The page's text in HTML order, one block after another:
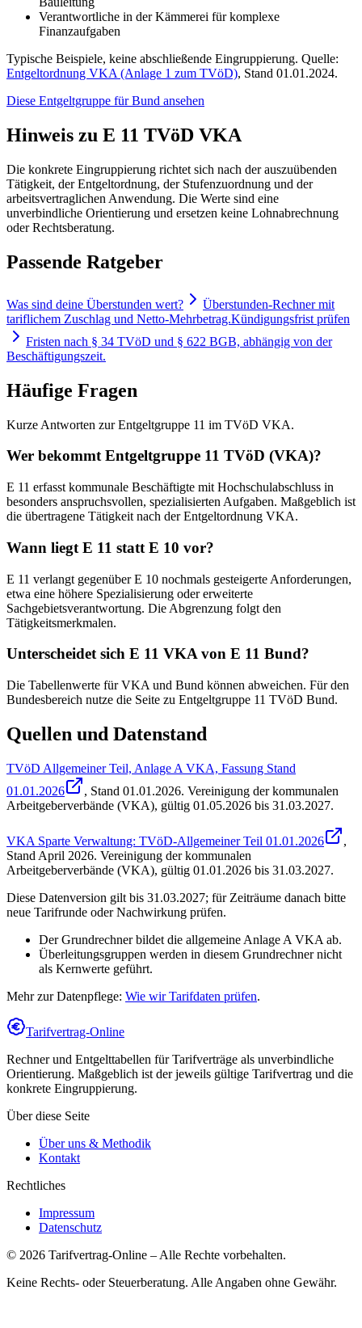
Verantwortliche in der Kämmerei für komplexe
Finanzaufgaben
Typische Beispiele, keine abschließende Eingruppierung. Quelle:
Entgeltordnung VKA (Anlage 1 zum TVöD), Stand 01.01.2024.
Diese Entgeltgruppe fürBund ansehen
Hinweis zu E 11 TVöD VKA
Die konkrete Eingruppierung richtet sich nach der auszuübenden
Tätigkeit, der Entgeltordnung, der Stufenzuordnung und der
arbeitsvertraglichen Anwendung. Die Werte sind eine
unverbindliche Orientierung und ersetzen keine Lohnabrechnung
oder Rechtsberatung.
Passende Ratgeber
Was sind deine Überstunden wert?
Überstunden-Rechner mit
tariflichem Zuschlag und Netto-Mehrbetrag.Kündigungsfrist prüfen
Fristen nach § 34 TVöD und § 622 BGB, abhängig von der
Beschäftigungszeit.
Häufige Fragen
Kurze Antworten zur Entgeltgruppe 11 im TVöD VKA.
Wer bekommt Entgeltgruppe 11 TVöD (VKA)?
E 11 erfasst kommunale Beschäftigte mit Hochschulabschluss in
besonders anspruchsvollen, spezialisierten Aufgaben. Maßgeblich ist
die übertragene Tätigkeit nach der Entgeltordnung VKA.
Wann liegt E 11 statt E 10 vor?
E 11 verlangt gegenüber E 10 nochmals gesteigerte Anforderungen,
etwa eine höhere Spezialisierung oder erweiterte
Sachgebietsverantwortung. Die Abgrenzung folgt den
Tätigkeitsmerkmalen.
Unterscheidet sich E 11 VKA von E 11 Bund?
Die Tabellenwerte für VKA und Bund können abweichen. Für den
Bundesbereich nutze die Seite zu Entgeltgruppe 11 TVöD Bund.
Quellen und Datenstand
TVöD Allgemeiner Teil, Anlage A VKA, Fassung Stand
01.01.2026
, Stand 01.01.2026. Vereinigung der kommunalen
Arbeitgeberverbände (VKA), gültig 01.05.2026 bis 31.03.2027.
VKA Sparte Verwaltung: TVöD-Allgemeiner Teil 01.01.2026
,
Stand April 2026. Vereinigung der kommunalen
Arbeitgeberverbände (VKA), gültig 01.01.2026 bis 31.03.2027.
Diese Datenversion gilt bis 31.03.2027; für Zeiträume danach bitte
neue Tarifrunde oder Nachwirkung prüfen.
Der Grundrechner bildet die allgemeine Anlage A VKA ab.
Überleitungsgruppen werden in diesem Grundrechner nicht
als Kernwerte geführt.
Mehr zur Datenpflege: Wie wir Tarifdaten prüfen.
Tarifvertrag-Online
Rechner und Entgelttabellen für Tarifverträge als unverbindliche
Orientierung. Maßgeblich ist der jeweils gültige Tarifvertrag und die
konkrete Eingruppierung.
Über diese Seite
Über uns & Methodik
Kontakt
Rechtliches
Impressum
Datenschutz
© 2026 Tarifvertrag-Online – Alle Rechte vorbehalten.
Keine Rechts- oder Steuerberatung. Alle Angaben ohne Gewähr.